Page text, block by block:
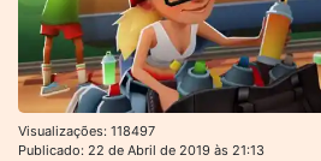
Visualizações: 118497
Publicado: 22 de Abril de 2019 às 21:13